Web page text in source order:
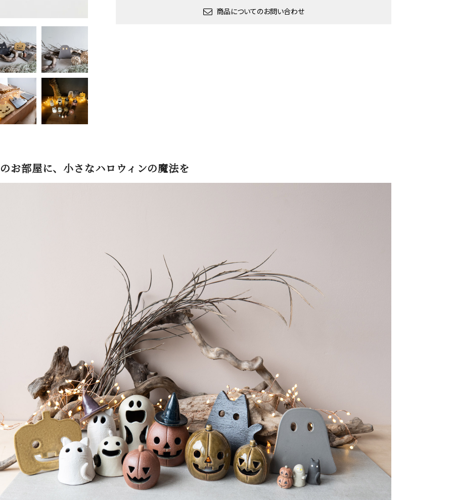
商品についてのお問い合わせ
お部屋に、小さなハロウィンの魔法を